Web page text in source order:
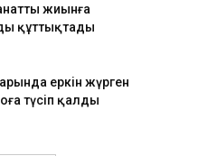
жиынға
құттықтады
еркін жүрген
түсіп қалды